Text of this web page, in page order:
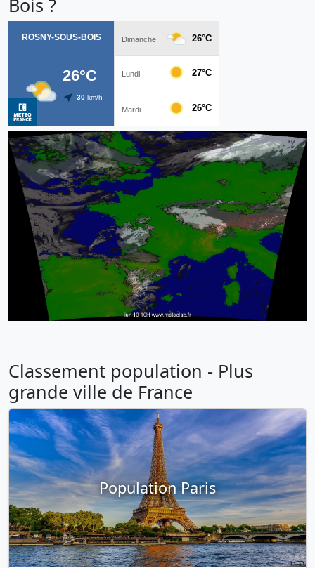
Bois ?
Classement population - Plus
grande ville de France
Population Paris